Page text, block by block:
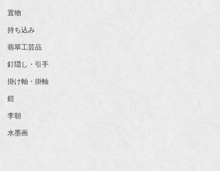
置物
持ち込み
翡翠工芸品
釘隠し・引手
掛け軸・掛軸
鎧
李朝
水墨画